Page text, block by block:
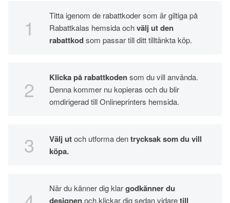
Titta igenom de rabattkoder som är giltiga på
Rabattkalas hemsida ochvälj ut den
rabattkodsom passar till ditt tilltänkta köp.
Klicka på rabattkodensom du vill använda.
Denna kommer nu kopieras och du blir
omdirigerad till Onlineprinters hemsida.
Välj utoch utforma dentrycksak som du vill
köpa.
När du känner dig klargodkänner du
designenoch klickar dig sedan vidaretill